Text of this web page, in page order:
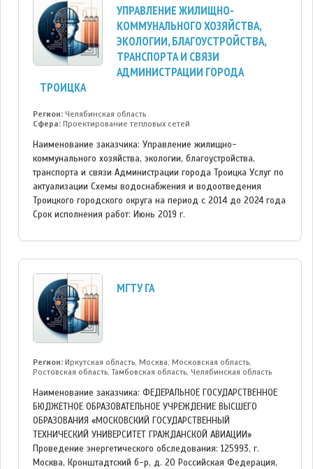
УПРАВЛЕНИЕ ЖИЛИЩНО-
КОММУНАЛЬНОГО ХОЗЯЙСТВА,
ЭКОЛОГИИ, БЛАГОУСТРОЙСТВА,
ТРАНСПОРТА И СВЯЗИ
АДМИНИСТРАЦИИ ГОРОДА
ТРОИЦКА
Регион: Челябинская область
Сфера: Проектирование тепловых сетей
Наименование заказчика: Управление жилищно-
коммунального хозяйства, экологии, благоустройства,
транспорта и связи Администрации города Троицка Услуг по
актуализации Схемы водоснабжения и водоотведения
Троицкого городского округа на период с 2014 до 2024 года
Срок исполнения работ: Июнь 2019 г.
МГТУ ГА
Регион: Иркутская область, Москва, Московская область,
Ростовская область, Тамбовская область, Челябинская область
Наименование заказчика: ФЕДЕРАЛЬНОЕ ГОСУДАРСТВЕННОЕ
БЮДЖЕТНОЕ ОБРАЗОВАТЕЛЬНОЕ УЧРЕЖДЕНИЕ ВЫСШЕГО
ОБРАЗОВАНИЯ «МОСКОВСКИЙ ГОСУДАРСТВЕННЫЙ
ТЕХНИЧЕСКИЙ УНИВЕРСИТЕТ ГРАЖДАНСКОЙ АВИАЦИИ»
Проведение энергетического обследования: 125993, г.
Москва, Кронштадтский б-р, д. 20 Российская Федерация,